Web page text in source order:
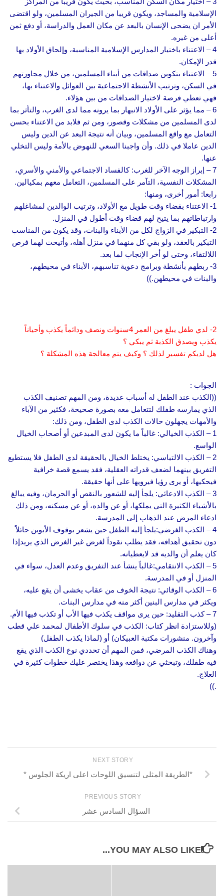
الإسلامية والمساجد، ويكون قريبا من الجيران المسلمين، ولو اقتضى
الأمر ان يضحى الإنسان بالبعد عن مكان العمل والدراسة، أو دفع ثمن
أعلى من غيره.
4 – الاعتناء باختيار المدارس الإسلامية المناسبة، وإلحاق الأولاد بها
قدر الإمكان.
5 – الاعتناء بتكوين صداقات من أبناء المسلمين، من خلال مجاورتهم
في السكن، وترتيب الأنشطة الاجتماعية بين العوائل والاعتناء بها،
فهي تعطي فرصة لاختيار الصداقات من بين هؤلاء.
6 – مما يؤثر على الأولاد الانبهار بما يرونه مما لدى الغرب، والتأثر بما
لدى المسلمين من مشكلات وقصور، ومن ثم فلابد من الاعتناء بحسن
التعامل مع واقع المسلمين، وبيان أنه نتيجة البعد عن الدين وليس
الدين عاملا في ذلك. وأن واجبنا السعي للنهوض بالأمة وليس التخلي
عنها.
7 – إبراز الوجه الآخر للغرب: كالفساد الاجتماعي والأمني والأسري،
المشكلات النفسية، التآمر على المسلمين، التعامل معهم بمكيالين.
رابعا: أمور أخرى، ومنها:
1- الاعتناء بقضاء وقت طويل مع الأولاد، وترتيب الوالدين لمشاغلهم
وارتباطاتهم بما يتيح لهم قضاء وقت أطول في المنزل.
2- التبكير في الزواج لكل من الأبناء والبنات، وقد يكون من المناسب
التبكير بالعقد، ولو بقي كل منهما في منزل أهله، وأتيحت لهما فرص
اللالتقاء، وحتى لو أخر الإنجاب لما بعد.
3- ربطهم بأنشطة وبرامج دعوية تناسبهم، الأبناء في محيطهم،
والبنات في محيطهن.))
2- لدي طفل يبلغ من العمر 4سنوات ونصف ودائماً يكذب وأحياناً
يكذب ويصدق الكذبة ثم يبكي ؟
هل لديكم تفسير لذلك ؟ وكيف يتم معالجة هذه المشكلة ؟
الجواب :
((الكذب عند الطفل له أسباب عديدة، ومن المهم تصنيف الكذب
الذي يمارسه طفلك لتتعامل معه بصورة صحيحة، فكثير من الآباء
والأمهات يجهلون حالات الكذب لدى الطفل، ومن ذلك:
1 – الكذب الخيالي: غالباً ما يكون لدى المبدعين أو أصحاب الخيال
الواسع.
2 – الكذب الالتباسي: يختلط الخيال بالحقيقة لدى الطفل فلا يستطيع
التفريق بينهما لضعف قدراته العقلية، فقد يسمع قصة خرافية
فيحكيها، أو يرى رؤيا فيرويها على أنها حقيقة.
3 – الكذب الادعائي: يلجأ إليه للشعور بالنقص أو الحرمان، وفيه يبالغ
بالأشياء الكثيرة التي يملكها، أو عن والده، أو عن مسكنه، ومن ذلك
ادعاء المرض عند الذهاب إلى المدرسة.
4 – الكذب الغرضي:يلجأ إليه الطفل حين يشعر بوقوف الأبوين حائلاً
دون تحقيق أهدافه، فقد يطلب نقوداً لغرض غير الغرض الذي يريدإذا
كان يعلم أن والديه قد لايعطيانه.
5 – الكذب الانتقامي:غالباً ينشأ عند التفريق وعدم العدل، سواء في
المنزل أو في المدرسة.
6 – الكذب الوقائي: نتيجة الخوف من عقاب يخشى أن يقع عليه،
ويكثر في مدارس البنين أكثر منه في مدارس البنات.
7 – كذب التقليد: حين يرى مواقف يكذب فيها الأب أو تكذب فيها الأم.
(وللاستزادة انظر كتاب: الكذب في سلوك الأطفال لمحمد علي قطب
وآخرون. منشورات مكتبة العبيكان) أو (لماذا يكذب الطفل)
وهناك الكذب المرضي، فمن المهم أن تحددي نوع الكذب الذي يقع
فيه طفلك، وتبحثي عن دوافعه وهذا يختصر عليك خطوات كثيرة في
العلاج.
.))
NEXT STORY
*الطريقة المثلى لتنسيق اللوحات اعلى اريكة الجلوس *
PREVIOUS STORY
السؤال السادس عشر
YOU MAY ALSO LIKE...